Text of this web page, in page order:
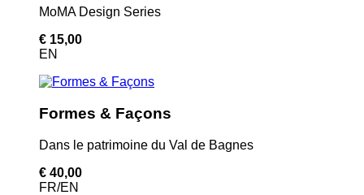
MoMA Design Series
€ 15,00
EN
Formes & Façons
Dans le patrimoine du Val de Bagnes
€ 40,00
FR/EN